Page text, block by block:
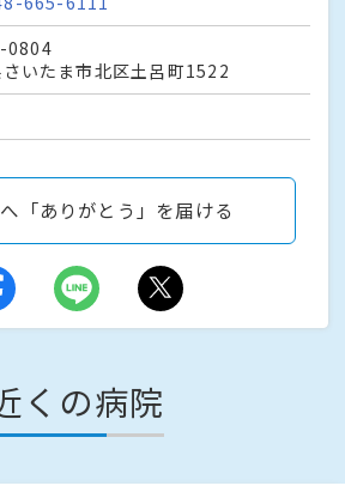
0804
いたま市北区土呂町1522
「ありがとう」を届ける
くの病院